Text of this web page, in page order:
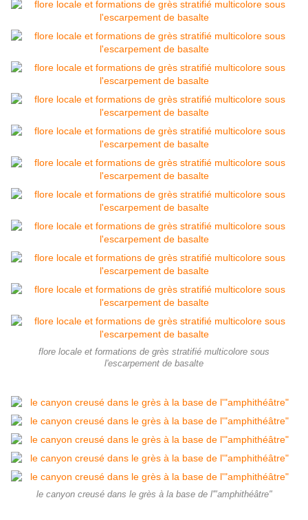
flore locale et formations de grès stratifié multicolore sous
l'escarpement de basalte
le canyon creusé dans le grès à la base de l'"amphithéâtre"